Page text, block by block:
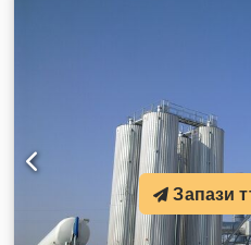
ревизирана в сервиз и
Запази